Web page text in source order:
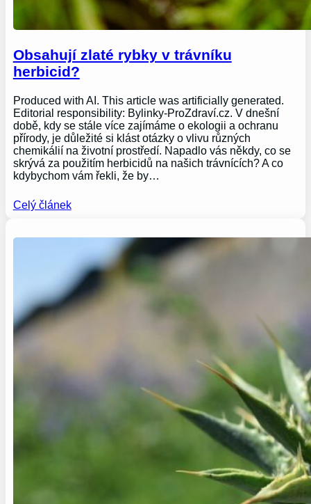
Obsahují zlaté rybky v trávníku
herbicid?
Produced with AI. This article was artificially generated.
Editorial responsibility: Bylinky-ProZdraví.cz. V dnešní
době, kdy se stále více zajímáme o ekologii a ochranu
přírody, je důležité si klást otázky o vlivu různých
chemikálií na životní prostředí. Napadlo vás někdy, co se
skrývá za použitím herbicidů na našich trávnících? A co
kdybychom vám řekli, že by…
Celý článek